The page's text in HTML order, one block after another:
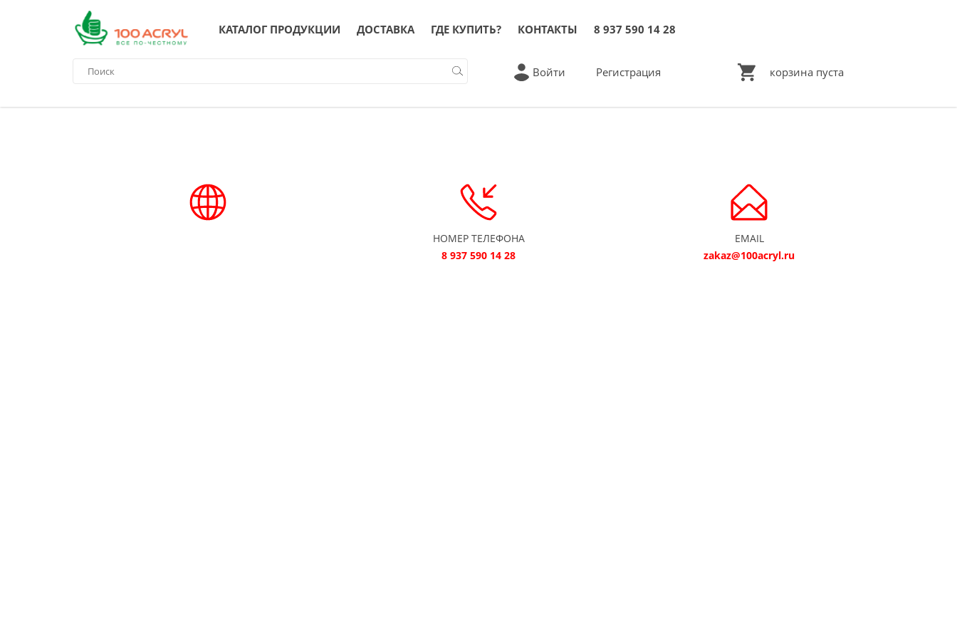
КАТАЛОГ ПРОДУКЦИИ ДОСТАВКА ГДЕ КУПИТЬ? КОНТАКТЫ 8 937 590 14 28
Войти Регистрация корзина пуста
НОМЕР ТЕЛЕФОНА
8 937 590 14 28
EMAIL
zakaz@100acryl.ru